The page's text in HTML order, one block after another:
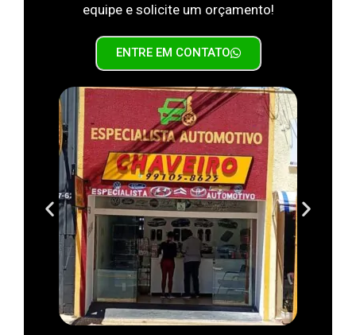
equipe e solicite um orçamento!
ENTRE EM CONTATO